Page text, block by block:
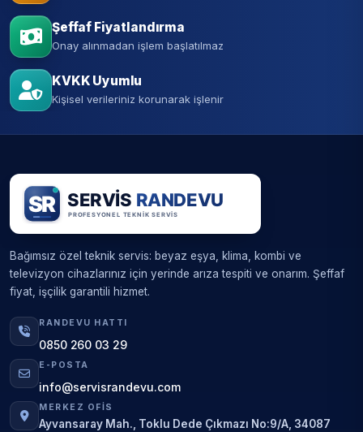
Şeffaf Fiyatlandırma
Onay alınmadan işlem başlatılmaz
KVKK Uyumlu
Kişisel verileriniz korunarak işlenir
Bağımsız özel teknik servis: beyaz eşya, klima, kombi ve
televizyon cihazlarınız için yerinde arıza tespiti ve onarım. Şeffaf
fiyat, işçilik garantili hizmet.
RANDEVU HATTI
0850 260 03 29
E-POSTA
info@servisrandevu.com
MERKEZ OFIS
Ayvansaray Mah., Toklu Dede Çıkmazı No:9/A, 34087